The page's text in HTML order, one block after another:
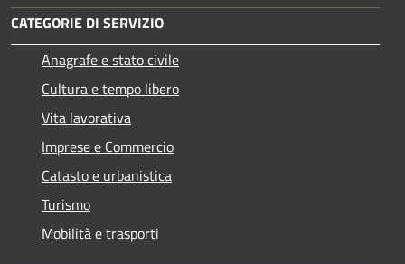
CATEGORIE DI SERVIZIO
Anagrafe e stato civile
Cultura e tempo libero
Vita lavorativa
Imprese e Commercio
Catasto e urbanistica
Turismo
Mobilità e trasporti